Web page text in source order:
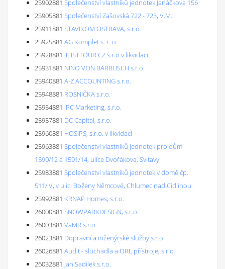
25902881 Společenství vlastníků jednotek Janáčkova 156
25905881 Společenství Zašovská 722 - 723, V.M.
25911881 STAVIKOM OSTRAVA, s.r.o.
25925881 AG Komplet s. r. o.
25928881 JILISTTOUR CZ s.r.o.v likvidaci
25931881 NINO VON BARBUSCH s.r.o.
25940881 A-Z ACCOUNTING s.r.o.
25948881 ROSNIČKA s.r.o.
25954881 IPC Marketing, s.r.o.
25957881 DC Capital, s.r.o.
25960881 HOSIPS, s.r.o. v likvidaci
25963881 Společenství vlastníků jednotek pro dům
1590/12 a 1591/14, ulice Dvořákova, Svitavy
25983881 Společenství vlastníků jednotek v domě čp.
511/IV, v ulici Boženy Němcové, Chlumec nad Cidlinou
25992881 KRNAP Homes, s.r.o.
26000881 SNOWPARKDESIGN, s.r.o.
26003881 VaMR s.r.o.
26023881 Dopravní a inženýrské služby s.r.o.
26026881 Audit - sluchadla a ORL přístroje, s.r.o.
26032881 Jan Sadílek s.r.o.